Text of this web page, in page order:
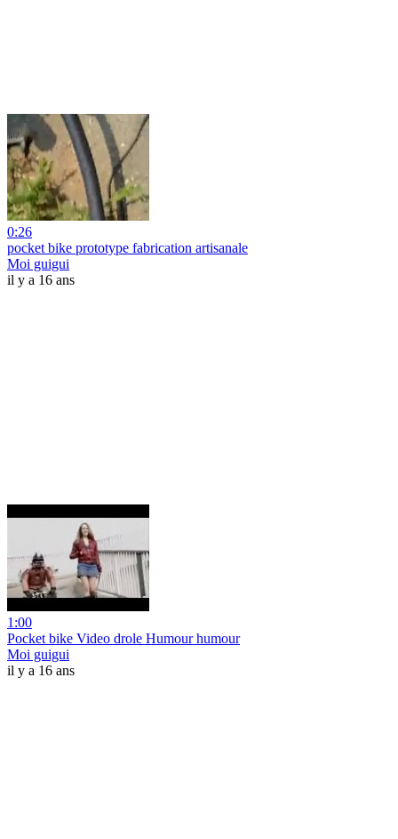
0:26
pocket bike prototype fabrication artisanale
Moi guigui
il y a 16 ans
1:00
Pocket bike Video drole Humour humour
Moi guigui
il y a 16 ans